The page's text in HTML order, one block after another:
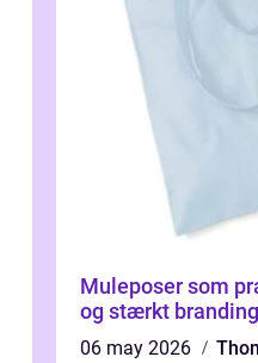
Muleposer som
og stærkt
06 may 2026